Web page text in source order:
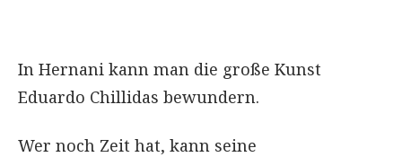
In Hernani kann man die große Kunst
Eduardo Chillidas bewundern.
Wer noch Zeit hat, kann seine